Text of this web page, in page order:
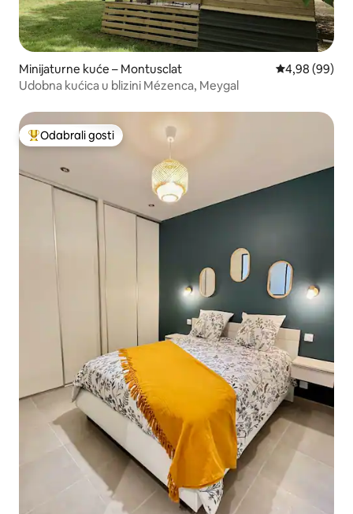
Minijaturne kuće – Montusclat Prosječna
4,98 (99)
Udobna kućica u blizini Mézenca, Meygal
Među najviše rangiranima s oznakom „Odabrali gosti”
Odabrali gosti